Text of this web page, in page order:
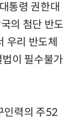
통령 권한대
의 첨단 반도
우리 반도체
이 필수불가
인력의 주52